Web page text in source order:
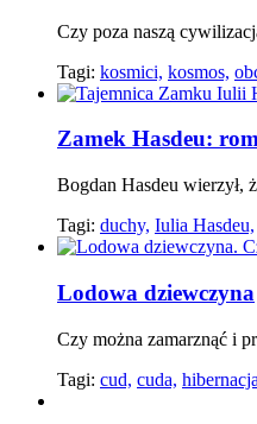
Czy poza naszą
Tagi: kosmici, kosmos,
Zamek Hasdeu:
Bogdan Hasdeu wierzył,
Tagi: duchy, Iulia Hasdeu,
Lodowa dziewczyna
Czy można zamarznąć i
Tagi: cud, cuda,